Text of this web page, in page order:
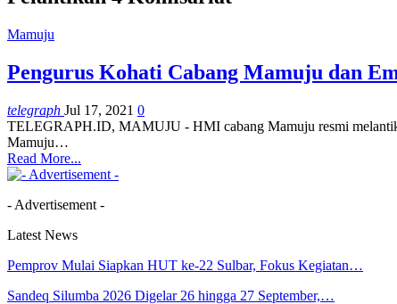
Mamuju
Pengurus Kohati Cabang Mamuju dan
telegraph Jul 17, 2021 0
TELEGRAPH.ID, MAMUJU - HMI cabang Mamuju resmi
Mamuju…
Read More...
- Advertisement -
Latest News
Pemprov Mulai Siapkan HUT ke-22 Sulbar, Fokus Kegiatan…
Sandeq Silumba 2026 Digelar 26 hingga 27 September,…